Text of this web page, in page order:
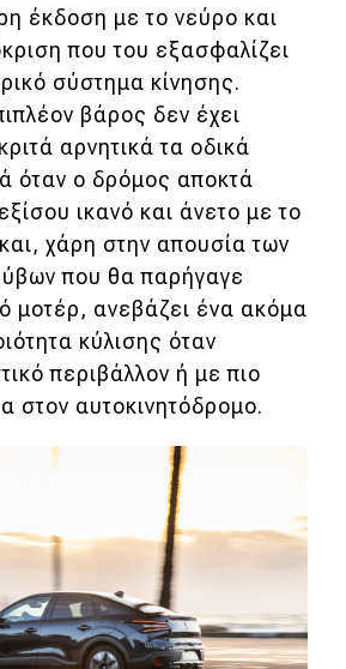
έκδοση με το νεύρο και
που του εξασφαλίζει
σύστημα κίνησης.
βάρος δεν έχει
αρνητικά τα οδικά
όταν ο δρόμος αποκτά
ικανό και άνετο με το
και, χάρη στην απουσία των
που θα παρήγαγε
μοτέρ, ανεβάζει ένα ακόμα
κύλισης όταν
περιβάλλον ή με πιο
στον αυτοκινητόδρομο.